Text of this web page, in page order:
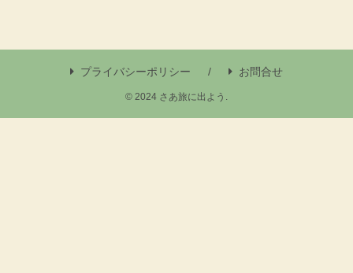
プライバシーポリシー お問合せ
© 2024 さあ旅に出よう.